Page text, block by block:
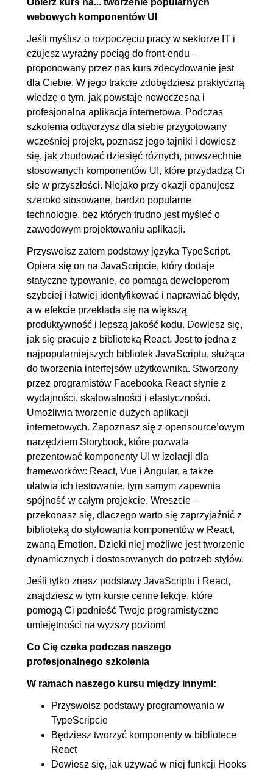
komponentu Card
3.2. Stylowanie komponentu
00:07:19
3.3. Przegląd działania
komponentu
4. Tabela 00:17:01
4.1. Rozpoczęcie budowy
komponentu Table
00:05:55
4.2. Renderowanie tabeli 00:11:06
5. Formularze 00:25:37
5.1. Budowa komponentu Input
5.2. Kontrolowanie wartości
pola formularza
00:05:56
5.3. Budowa komponentu
Switch
00:10:33
6. Okno modalne 00:19:21
6.1. Budowa komponentu
Modal
00:12:24
6.2. Wykorzystanie
createPortal z ReactDOM
00:06:57
7. Menu boczne 00:21:04
Sidebar
7.2. Renderowanie
wielopoziomowego menu
00:07:40
8. Paginacja
8.1. Rozpoczęcie budowy
komponentu Pagination
00:09:51
8.2. Renderowanie przycisków
do podstron
00:11:48
9. Komponent drzewa 00:20:57
9.1. Rozpoczęcie budowy
9.2. Renderowanie
10. Komponent wyszukiwarki z
podpowiedziami
00:28:13
10.1. Budowa komponentu
Search
00:11:05
webowych komponentów UI
Jeśli myślisz o rozpoczęciu pracy w sektorze IT i
czujesz wyraźny pociąg do front-endu –
proponowany przez nas kurs zdecydowanie jest
dla Ciebie. W jego trakcie zdobędziesz praktyczną
wiedzę o tym, jak powstaje nowoczesna i
profesjonalna aplikacja internetowa. Podczas
szkolenia odtworzysz dla siebie przygotowany
wcześniej projekt, poznasz jego tajniki i dowiesz
się, jak zbudować dziesięć różnych, powszechnie
stosowanych komponentów UI, które przydadzą Ci
się w przyszłości. Niejako przy okazji opanujesz
szeroko stosowane, bardzo popularne
technologie, bez których trudno jest myśleć o
zawodowym projektowaniu aplikacji.
Przyswoisz zatem podstawy języka TypeScript.
Opiera się on na JavaScripcie, który dodaje
statyczne typowanie, co pomaga deweloperom
szybciej i łatwiej identyfikować i naprawiać błędy,
a w efekcie przekłada się na większą
produktywność i lepszą jakość kodu. Dowiesz się,
jak się pracuje z biblioteką React. Jest to jedna z
najpopularniejszych bibliotek JavaScriptu, służąca
do tworzenia interfejsów użytkownika. Stworzony
przez programistów Facebooka React słynie z
wydajności, skalowalności i elastyczności.
Umożliwia tworzenie dużych aplikacji
internetowych. Zapoznasz się z opensource’owym
narzędziem Storybook, które pozwala
prezentować komponenty UI w izolacji dla
frameworków: React, Vue i Angular, a także
ułatwia ich testowanie, tym samym zapewnia
spójność w całym projekcie. Wreszcie –
przekonasz się, dlaczego warto się zaprzyjaźnić z
biblioteką do stylowania komponentów w React,
zwaną Emotion. Dzięki niej możliwe jest tworzenie
dynamicznych i dostosowanych do potrzeb stylów.
Jeśli tylko znasz podstawy JavaScriptu i React,
znajdziesz w tym kursie cenne lekcje, które
pomogą Ci podnieść Twoje programistyczne
umiejętności na wyższy poziom!
Co Cię czeka podczas naszego
profesjonalnego szkolenia
W ramach naszego kursu między innymi:
Przyswoisz podstawy programowania w
TypeScripcie
Będziesz tworzyć komponenty w bibliotece
React
Dowiesz się, jak używać w niej funkcji Hooks